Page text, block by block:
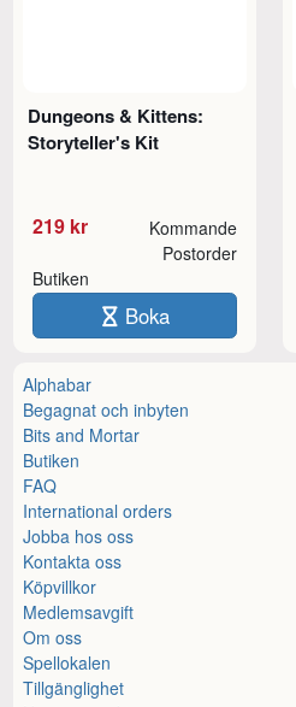
Dungeons & Kittens:
Storyteller's Kit
219 kr Kommande
Butiken
Postorder
Boka
Alphabar
Begagnat och inbyten
Bits and Mortar
Butiken
FAQ
International orders
Jobba hos oss
Kontakta oss
Köpvillkor
Medlemsavgift
Om oss
Spellokalen
Tillgänglighet